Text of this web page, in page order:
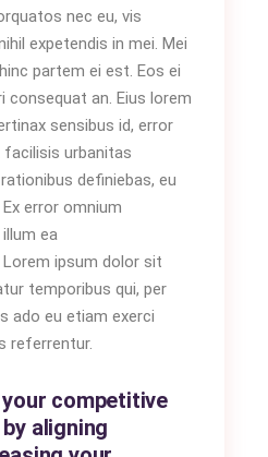
nec eu, vis
expetendis in mei. Mei
partem ei est. Eos ei
consequat an. Eius lorem
sensibus id, error
facilisis urbanitas
definiebas, eu
error omnium
ea
ipsum dolor sit
temporibus qui, per
ado eu etiam exerci
referrentur.
competitive
aligning